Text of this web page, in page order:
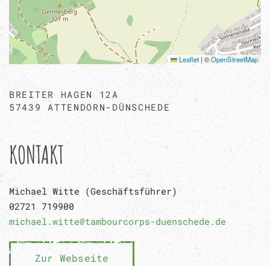
Leaflet | ©OpenStreetMap
BREITER HAGEN 12A
57439 ATTENDORN-DÜNSCHEDE
KONTAKT
Michael Witte (Geschäftsführer)
02721 719900
michael.witte@tambourcorps-duenschede.de
Zur Webseite